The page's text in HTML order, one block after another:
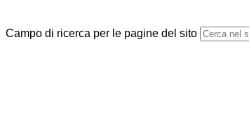
Campo di ricerca per le pagine del sito